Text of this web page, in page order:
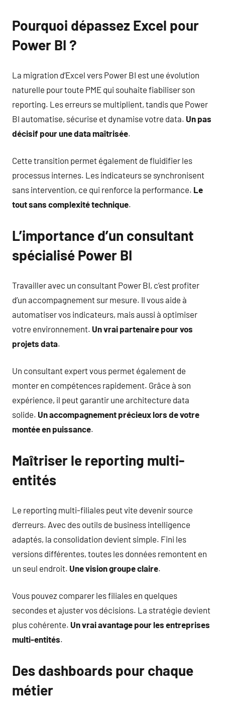
Pourquoi dépassez Excel pour
Power BI ?
La migration d’Excel vers Power BI est une évolution
naturelle pour toute PME qui souhaite fiabiliser son
reporting. Les erreurs se multiplient, tandis que Power
BI automatise, sécurise et dynamise votre data. Un pas
décisif pour une data maîtrisée.
Cette transition permet également de fluidifier les
processus internes. Les indicateurs se synchronisent
sans intervention, ce qui renforce la performance. Le
tout sans complexité technique.
L’importance d’un consultant
spécialisé Power BI
Travailler avec un consultant Power BI, c’est profiter
d’un accompagnement sur mesure. Il vous aide à
automatiser vos indicateurs, mais aussi à optimiser
votre environnement. Un vrai partenaire pour vos
projets data.
Un consultant expert vous permet également de
monter en compétences rapidement. Grâce à son
expérience, il peut garantir une architecture data
solide. Un accompagnement précieux lors de votre
montée en puissance.
Maîtriser le reporting multi-
entités
Le reporting multi-filiales peut vite devenir source
d’erreurs. Avec des outils de business intelligence
adaptés, la consolidation devient simple. Fini les
versions différentes, toutes les données remontent en
un seul endroit. Une vision groupe claire.
Vous pouvez comparer les filiales en quelques
secondes et ajuster vos décisions. La stratégie devient
plus cohérente. Un vrai avantage pour les entreprises
multi-entités.
Des dashboards pour chaque
métier